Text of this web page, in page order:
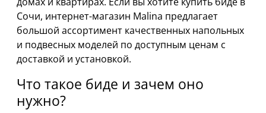
Сочи, интернет-магазин Malina предлагает
большой ассортимент качественных напольных
и подвесных моделей по доступным ценам с
доставкой и установкой.
Что такое биде и зачем оно
нужно?